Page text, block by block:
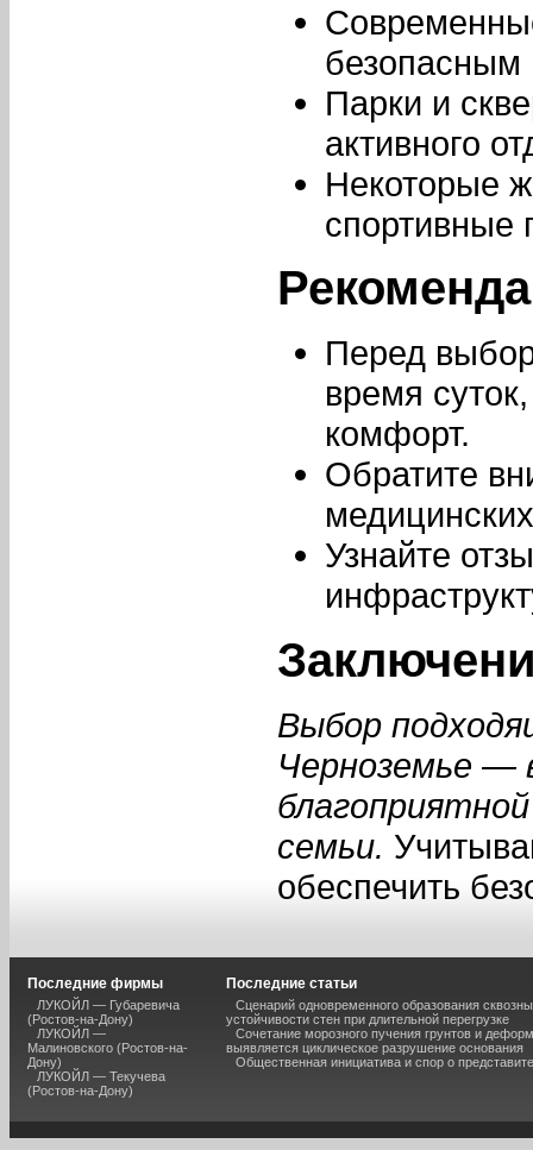
безопасным
Парки и
активного
Некоторые
спортивные
Перед
время
комфорт.
Обратите
Узнайте
Выбор
Черноземье —
семьи.
обеспечить
Последние фирмы
ЛУКОЙЛ — Губаревича
(Ростов-на-Дону)
ЛУКОЙЛ —
Малиновского (Ростов-на-
Дону)
ЛУКОЙЛ — Текучева
(Ростов-на-Дону)
Последние статьи
Сценарий одновременного образования
устойчивости стен при длительной перегрузке
Сочетание морозного пучения грунтов и
выявляется циклическое разрушение основания
Общественная инициатива и спор о